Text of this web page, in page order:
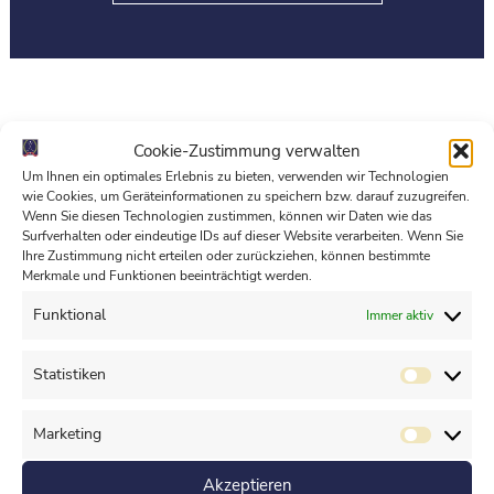
Cookie-Zustimmung verwalten
Um Ihnen ein optimales Erlebnis zu bieten, verwenden wir Technologien
wie Cookies, um Geräteinformationen zu speichern bzw. darauf zuzugreifen.
Wenn Sie diesen Technologien zustimmen, können wir Daten wie das
Surfverhalten oder eindeutige IDs auf dieser Website verarbeiten. Wenn Sie
Ihre Zustimmung nicht erteilen oder zurückziehen, können bestimmte
Merkmale und Funktionen beeinträchtigt werden.
Funktional Immer aktiv
Statistiken
Marketing
Akzeptieren